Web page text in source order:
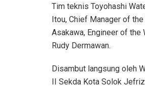
Tim teknis Toyohashi
Itou, Chief Manager of
Asakawa, Engineer of the
Rudy Dermawan.
Disambut langsung oleh
II Sekda Kota Solok